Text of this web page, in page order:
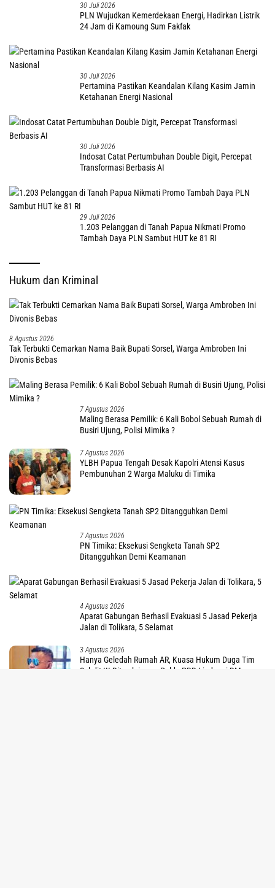
30 Juli 2026
PLN Wujudkan Kemerdekaan Energi, Hadirkan Listrik
24 Jam di Kamoung Sum Fakfak
30 Juli 2026
Pertamina Pastikan Keandalan Kilang Kasim Jamin
Ketahanan Energi Nasional
30 Juli 2026
Indosat Catat Pertumbuhan Double Digit, Percepat
Transformasi Berbasis AI
29 Juli 2026
1.203 Pelanggan di Tanah Papua Nikmati Promo
Tambah Daya PLN Sambut HUT ke 81 RI
Hukum dan Kriminal
8 Agustus 2026
Tak Terbukti Cemarkan Nama Baik Bupati Sorsel, Warga Ambroben Ini
Divonis Bebas
7 Agustus 2026
Maling Berasa Pemilik: 6 Kali Bobol Sebuah Rumah di
Busiri Ujung, Polisi Mimika ?
7 Agustus 2026
YLBH Papua Tengah Desak Kapolri Atensi Kasus
Pembunuhan 2 Warga Maluku di Timika
7 Agustus 2026
PN Timika: Eksekusi Sengketa Tanah SP2
Ditangguhkan Demi Keamanan
4 Agustus 2026
Aparat Gabungan Berhasil Evakuasi 5 Jasad Pekerja
Jalan di Tolikara, 5 Selamat
3 Agustus 2026
Hanya Geledah Rumah AR, Kuasa Hukum Duga Tim
Subdit III Ditreskrimsus Polda PBD Lindungi DM